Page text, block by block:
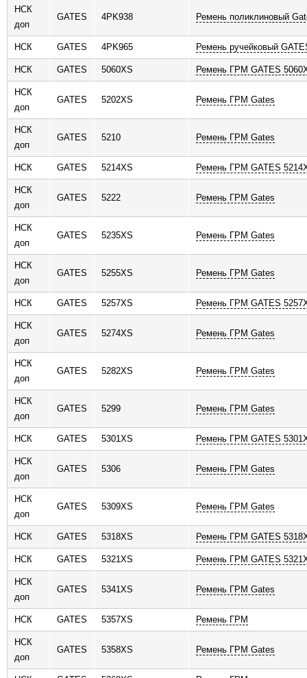
НСК
доп
GATES 4PK938 Ремень поликлиновый
НСК GATES 4PK965 Ремень ручейковый
НСК GATES 5060XS Ремень ГРМ GATES
НСК
доп
GATES 5202XS Ремень ГРМ Gates
НСК
доп
GATES 5210 Ремень ГРМ Gates
НСК GATES 5214XS Ремень ГРМ GATES
НСК
доп
GATES 5222 Ремень ГРМ Gates
НСК
доп
GATES 5235XS Ремень ГРМ Gates
НСК
доп
GATES 5255XS Ремень ГРМ Gates
НСК GATES 5257XS Ремень ГРМ GATES
НСК
доп
GATES 5274XS Ремень ГРМ Gates
НСК
доп
GATES 5282XS Ремень ГРМ Gates
НСК
доп
GATES 5299 Ремень ГРМ Gates
НСК GATES 5301XS Ремень ГРМ GATES
НСК
доп
GATES 5306 Ремень ГРМ Gates
НСК
доп
GATES 5309XS Ремень ГРМ Gates
НСК GATES 5318XS Ремень ГРМ GATES
НСК GATES 5321XS Ремень ГРМ GATES
НСК
доп
GATES 5341XS Ремень ГРМ Gates
НСК GATES 5357XS Ремень ГРМ
НСК
доп
GATES 5358XS Ремень ГРМ Gates